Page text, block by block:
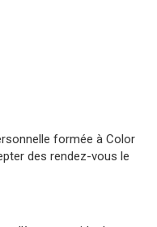
formée à Color
des rendez-vous le